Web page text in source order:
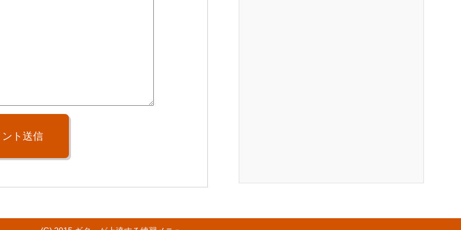
ト送信